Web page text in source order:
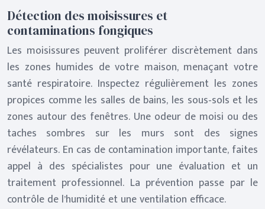
Détection des moisissures et
contaminations fongiques
Les moisissures peuvent proliférer discrètement dans
les zones humides de votre maison, menaçant votre
santé respiratoire. Inspectez régulièrement les zones
propices comme les salles de bains, les sous-sols et les
zones autour des fenêtres. Une odeur de moisi ou des
taches sombres sur les murs sont des signes
révélateurs. En cas de contamination importante, faites
appel à des spécialistes pour une évaluation et un
traitement professionnel. La prévention passe par le
contrôle de l’humidité et une ventilation efficace.